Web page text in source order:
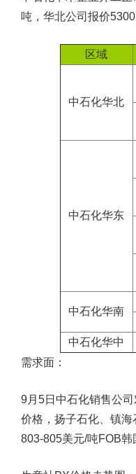
吨，华北公司报价
区域
中石化华北
中石化华东
中石化华南
中石化华中
需求面：
9月5日中石化销售公
价格，扬子石化、镇
803-805美元/吨FOB韩